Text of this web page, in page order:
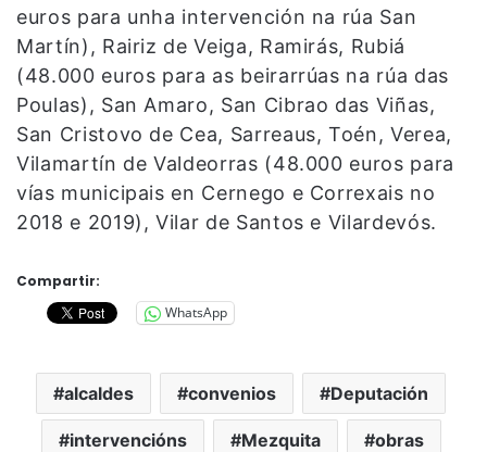
euros para unha intervención na rúa San
Martín), Rairiz de Veiga, Ramirás, Rubiá
(48.000 euros para as beirarrúas na rúa das
Poulas), San Amaro, San Cibrao das Viñas,
San Cristovo de Cea, Sarreaus, Toén, Verea,
Vilamartín de Valdeorras (48.000 euros para
vías municipais en Cernego e Correxais no
2018 e 2019), Vilar de Santos e Vilardevós.
Compartir:
WhatsApp
alcaldes convenios Deputación
intervencións Mezquita obras